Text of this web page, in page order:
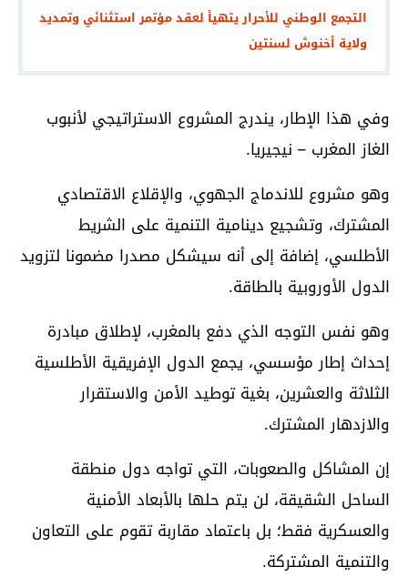
التجمع الوطني للأحرار يتهيأ لعقد مؤتمر استثنائي وتمديد
ولاية أخنوش لسنتين
وفي هذا الإطار، یندرج المشروع الاستراتيجي لأنبوب
الغاز المغرب – نيجيريا.
وهو مشروع للاندماج الجهوي، والإقلاع الاقتصادي
المشترك، وتشجيع دينامية التنمية على الشريط
الأطلسي، إضافة إلى أنه سيشكل مصدرا مضمونا لتزويد
الدول الأوروبية بالطاقة.
وهو نفس التوجه الذي دفع بالمغرب، لإطلاق مبادرة
إحداث إطار مؤسسي، يجمع الدول الإفريقية الأطلسية
الثلاثة والعشرين، بغية توطيد الأمن والاستقرار
والازدهار المشترك.
إن المشاكل والصعوبات، التي تواجه دول منطقة
الساحل الشقيقة، لن يتم حلها بالأبعاد الأمنية
والعسكرية فقط؛ بل باعتماد مقاربة تقوم على التعاون
والتنمية المشتركة.